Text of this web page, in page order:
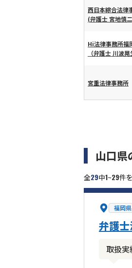
西日本綜合法律
(弁護士 宮地慎
Hi法律事務所福
（弁護士 川波晃
宮重法律事務所
山口県
全29中1~29件
福岡県
取扱
弁護